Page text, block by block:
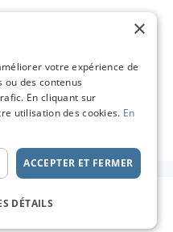
plaques
grise : étapes
pour éviter les
- Le Blog
×
votre expérience de
des contenus
En cliquant sur
utilisation des cookies. En
ACCEPTER ET FERMER
DÉTAILS